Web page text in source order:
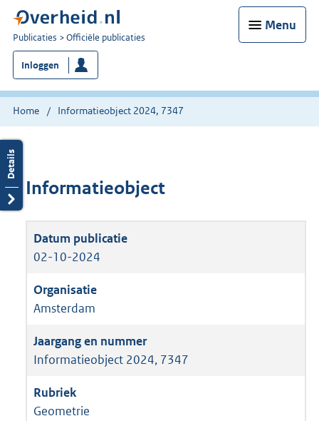
Menu
U
bent
nu
hier:
Publicaties Officiële publicaties
Inloggen
Home Informatieobject 2024, 7347
Informatieobject
02-10-2024
Amsterdam
Informatieobject 2024, 7347
Geometrie